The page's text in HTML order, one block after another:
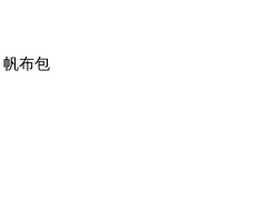
布包